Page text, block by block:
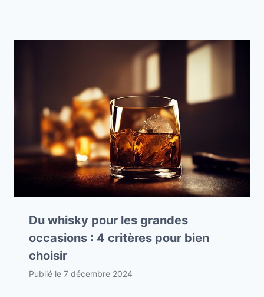
Du whisky pour les grandes
occasions : 4 critères pour bien
choisir
Publié le 7 décembre 2024